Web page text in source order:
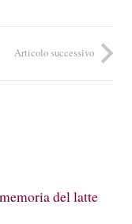
Articolo successivo
del latte